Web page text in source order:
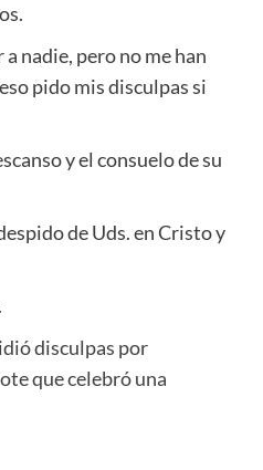
nadie, pero no me han
pido mis disculpas si
y el consuelo de su
de Uds. en Cristo y
disculpas por
que celebró una